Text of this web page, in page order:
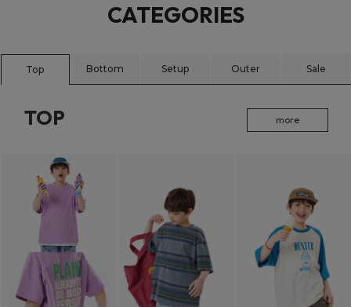
CATEGORIES
Top Bottom Setup Outer Sale
TOP more